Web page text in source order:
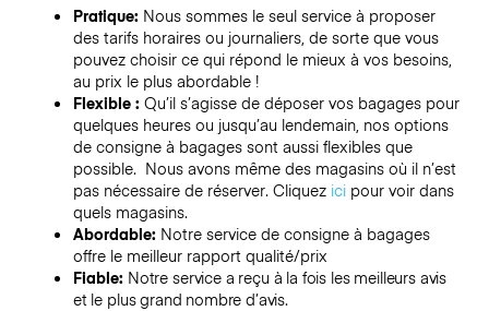
Pratique: Nous sommes le seul service à proposer
des tarifs horaires ou journaliers, de sorte que vous
pouvez choisir ce qui répond le mieux à vos besoins,
au prix le plus abordable !
Flexible : Qu’il s’agisse de déposer vos bagages pour
quelques heures ou jusqu’au lendemain, nos options
de consigne à bagages sont aussi flexibles que
possible. Nous avons même des magasins où il n’est
pas nécessaire de réserver. Cliquez icipour voir dans
quels magasins.
Abordable: Notre service de consigne à bagages
offre le meilleur rapport qualité/prix
Fiable: Notre service a reçu à la fois les meilleurs avis
et le plus grand nombre d’avis.